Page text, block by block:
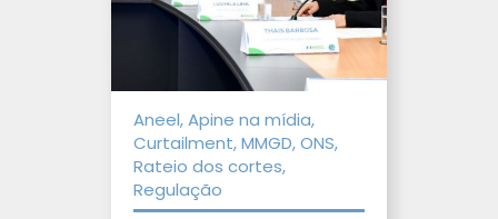
Aneel, Apine na mídia,
Curtailment, MMGD, ONS,
Rateio dos cortes,
Regulação